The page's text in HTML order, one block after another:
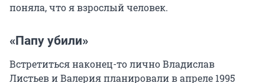
поняла, что я взрослый человек.
«Папу убили»
Встретиться наконец-то лично Владислав
Листьев и Валерия планировали в апреле 1995